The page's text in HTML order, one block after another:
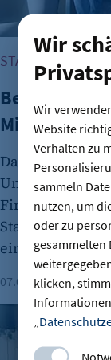
Wir
Wir
Website
Verhalten zu
sammeln
nutzen, um
oder zu
gesammelten
klicken,
„
START-UP-SZENE
Berliner
Das Berliner
Unicorn
Start-up 30
einer Milliarde
07.08.2026